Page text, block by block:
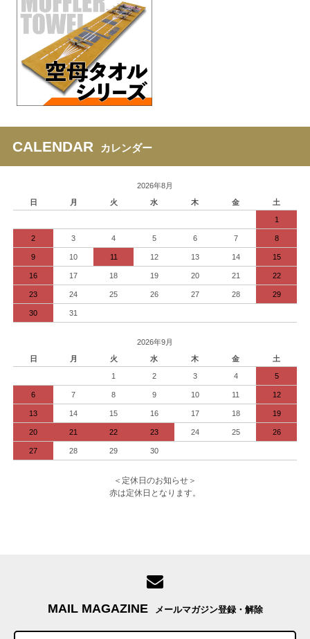
CALENDAR カレンダー
2026年8月
日
月 火 水 木 金 土
1
2 3 4 5 6 7 8
9 10 11 12 13 14 15
16 17 18 19 20 21 22
23 24 25 26 27 28 29
30 31
2026年9月
日
月 火 水 木 金 土
1 2 3 4 5
6 7 8 9 10 11 12
13 14 15 16 17 18 19
20 21 22 23 24 25 26
27 28 29 30
＜定休日のお知らせ＞
赤は定休日となります。
MAIL MAGAZINE メールマガジン登録・解除